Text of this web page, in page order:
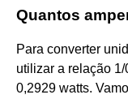
Quantos
Para converter
utilizar a relação
0,2929 watts.